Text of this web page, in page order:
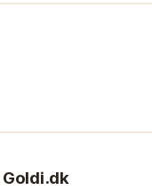
Goldi.dk